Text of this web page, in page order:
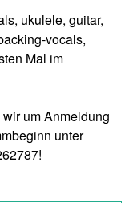
ukulele, guitar,
vocals,
Mal im
um Anmeldung
unter